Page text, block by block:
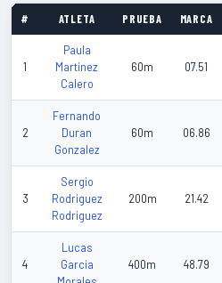
# ATLETA PRUEBA MARCA
1
Paula
Martinez
Calero
60m 07.51
2
Fernando
Duran
Gonzalez
60m 06.86
3
Sergio
Rodriguez
Rodriguez
200m 21.42
4
Lucas
Garcia
400m 48.79